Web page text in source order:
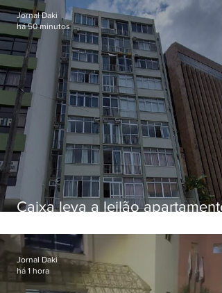
Caixa leva a leilão apartamento
Botafogo
Jornal Daki
há 50 minutos
Jornal Daki
há 1 hora